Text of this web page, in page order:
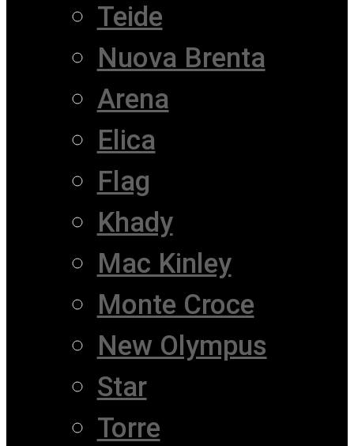
Teide
Nuova Brenta
Arena
Elica
Flag
Khady
Mac Kinley
Monte Croce
New Olympus
Star
Torre